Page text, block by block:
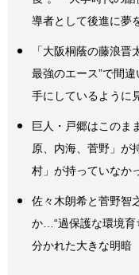
導者として後進に夢
「大阪桐蔭の藤浪
最強のエース”で間
手にしているように
巨人・戸郷はこのま
原、内海、菅野」が
村」が持っていなか
佐々木朗希と菅野智
か…“過保護な環境育
分かれた大きな明暗